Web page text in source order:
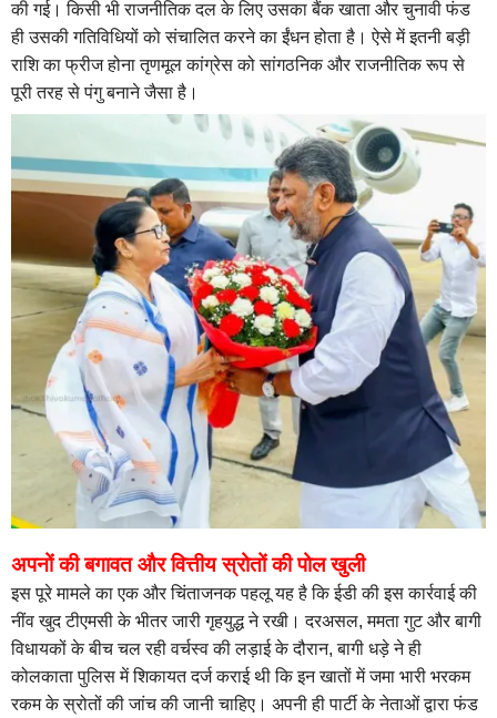
की गई। किसी भी राजनीतिक दल के लिए उसका बैंक खाता और चुनावी फंड
ही उसकी गतिविधियों को संचालित करने का ईंधन होता है। ऐसे में इतनी बड़ी
राशि का फ्रीज होना तृणमूल कांग्रेस को सांगठनिक और राजनीतिक रूप से
पूरी तरह से पंगु बनाने जैसा है।
अपनों की बगावत और वित्तीय स्रोतों की पोल खुली
इस पूरे मामले का एक और चिंताजनक पहलू यह है कि ईडी की इस कार्रवाई की
नींव खुद टीएमसी के भीतर जारी गृहयुद्ध ने रखी। दरअसल, ममता गुट और बागी
विधायकों के बीच चल रही वर्चस्व की लड़ाई के दौरान, बागी धड़े ने ही
कोलकाता पुलिस में शिकायत दर्ज कराई थी कि इन खातों में जमा भारी भरकम
रकम के स्रोतों की जांच की जानी चाहिए। अपनी ही पार्टी के नेताओं द्वारा फंड